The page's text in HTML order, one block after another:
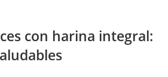
con harina integral: